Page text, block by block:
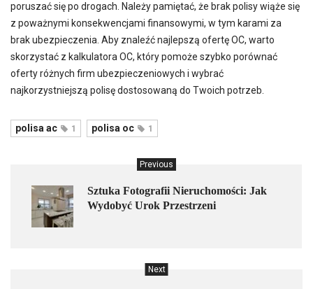
poruszać się po drogach. Należy pamiętać, że brak polisy wiąże się
z poważnymi konsekwencjami finansowymi, w tym karami za
brak ubezpieczenia. Aby znaleźć najlepszą ofertę OC, warto
skorzystać z kalkulatora OC, który pomoże szybko porównać
oferty różnych firm ubezpieczeniowych i wybrać
najkorzystniejszą polisę dostosowaną do Twoich potrzeb.
polisa ac 1 polisa oc 1
Previous
Sztuka Fotografii Nieruchomości: Jak
Wydobyć Urok Przestrzeni
Next